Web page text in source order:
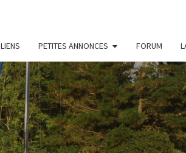
LIENS PETITES ANNONCES FORUM